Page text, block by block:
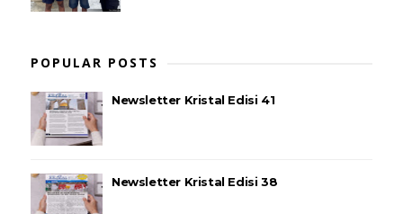
POPULAR POSTS
Newsletter Kristal Edisi 41
Newsletter Kristal Edisi 38